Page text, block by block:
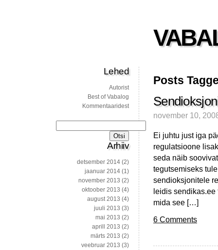
Posts
november 10,
Ei juhtu just iga
regulatsioone
seda näib
tegutsemiseks
sendioksjonitele
leidis sendikas.ee
mida see […]
6 Comments
Lehed
Autorist
Best of Vabalog
Kommentaaridest
Arhiiv
detsember 2014 (2)
jaanuar 2014 (1)
november 2013 (2)
oktoober 2013 (4)
august 2013 (4)
juuli 2013 (3)
mai 2013 (2)
aprill 2013 (2)
märts 2013 (2)
veebruar 2013 (3)